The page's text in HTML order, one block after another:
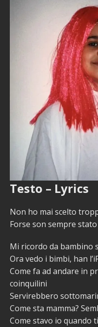
Testo – Lyrics
Non ho mai scelto
Forse son sempre
Mi ricordo da bambino
Ora vedo i bimbi, han
Come fa ad andare in
coinquilini
Servirebbero
Come sta mamma?
Come stavo io quando